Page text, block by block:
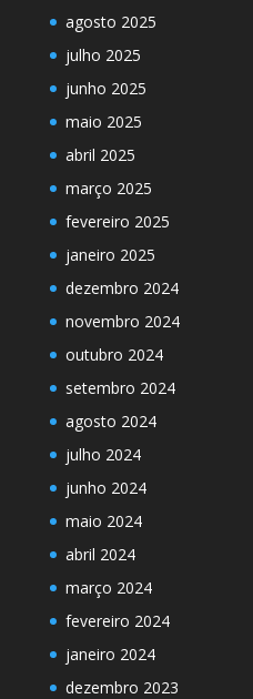
agosto 2025
julho 2025
junho 2025
maio 2025
abril 2025
março 2025
fevereiro 2025
janeiro 2025
dezembro 2024
novembro 2024
outubro 2024
setembro 2024
agosto 2024
julho 2024
junho 2024
maio 2024
abril 2024
março 2024
fevereiro 2024
janeiro 2024
dezembro 2023